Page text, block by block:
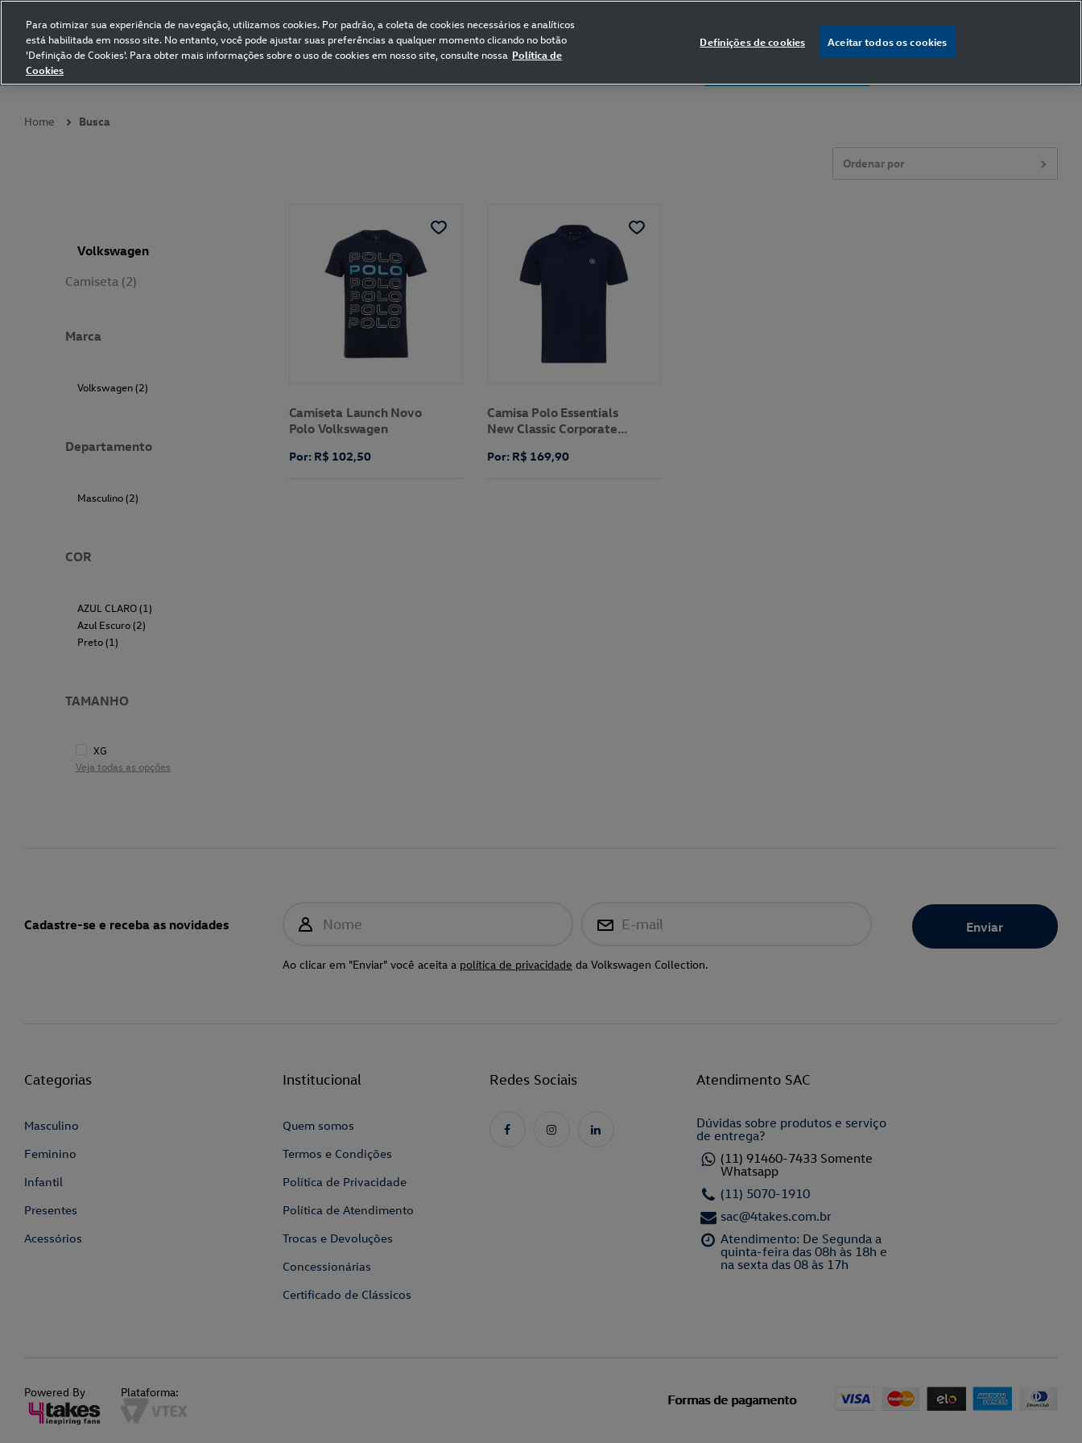
Volkswagen Collection
Coleções
Home Busca
Ordenar por
Volkswagen
Camiseta (2)
Marca
Volkswagen (2)
Departamento
Masculino (2)
COR
AZUL CLARO (1)
Azul Escuro (2)
Preto (1)
TAMANHO
XG
Veja todas as opções
Camiseta Launch Novo
Polo Volkswagen
Por: R$ 102,50
Camisa Polo Essentials
New Classic Corporate
Por: R$ 169,90
Cadastre-se e receba as novidades Nome E-mail
Ao clicar em "Enviar" você aceita a política de privacidade da Volkswagen Collection.
Categorias
Masculino
Feminino
Infantil
Presentes
Acessórios
Institucional
Quem somos
Termos e Condições
Política de Privacidade
Política de Atendimento
Trocas e Devoluções
Concessionárias
Certificado de Clássicos
Redes Sociais Atendimento SAC
Dúvidas sobre produtos e serviço
de entrega?
(11) 91460-7433 Somente
Whatsapp
(11) 5070-1910
sac@4takes.com.br
Atendimento: De Segunda a
quinta-feira das 08h às 18h e
na sexta das 08 às 17h
Powered By Plataforma: Formas de pagamento
Para otimizar sua experiência de navegação, utilizamos cookies. Por padrão, a coleta de cookies necessários e analíticos
está habilitada em nosso site. No entanto, você pode ajustar suas preferências a qualquer momento clicando no botão
'Definição de Cookies'. Para obter mais informações sobre o uso de cookies em nosso site, consulte nossa Política de
Cookies
Definições de cookies Aceitar todos os cookies